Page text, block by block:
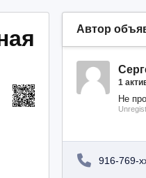
Автор
1
Не
916-769-